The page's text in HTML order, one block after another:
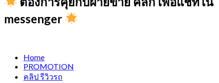
messenger
Home
PROMOTION
คลิป รีวิวรถ